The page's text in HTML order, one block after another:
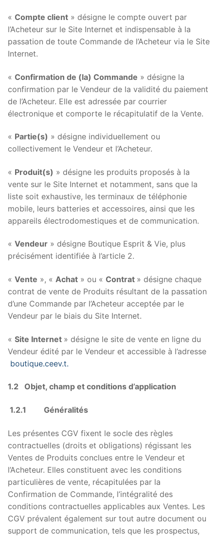
« Compte client » désigne le compte ouvert par
l’Acheteur sur le Site Internet et indispensable à la
passation de toute Commande de l’Acheteur via le Site
Internet.
« Confirmation de (la) Commande » désigne la
confirmation par le Vendeur de la validité du paiement
de l’Acheteur. Elle est adressée par courrier
électronique et comporte le récapitulatif de la Vente.
« Partie(s) » désigne individuellement ou
collectivement le Vendeur et l’Acheteur.
« Produit(s) » désigne les produits proposés à la
vente sur le Site Internet et notamment, sans que la
liste soit exhaustive, les terminaux de téléphonie
mobile, leurs batteries et accessoires, ainsi que les
appareils électrodomestiques et de communication.
« Vendeur » désigne Boutique Esprit & Vie, plus
précisément identifiée à l’article 2.
« Vente », « Achat » ou « Contrat » désigne chaque
contrat de vente de Produits résultant de la passation
d’une Commande par l’Acheteur acceptée par le
Vendeur par le biais du Site Internet.
« Site Internet » désigne le site de vente en ligne du
Vendeur édité par le Vendeur et accessible à l’adresse
boutique.ceev.t.
1.2 Objet, champ et conditions d’application
1.2.1 Généralités
Les présentes CGV fixent le socle des règles
contractuelles (droits et obligations) régissant les
Ventes de Produits conclues entre le Vendeur et
l’Acheteur. Elles constituent avec les conditions
particulières de vente, récapitulées par la
Confirmation de Commande, l’intégralité des
conditions contractuelles applicables aux Ventes. Les
CGV prévalent également sur tout autre document ou
support de communication, tels que les prospectus,